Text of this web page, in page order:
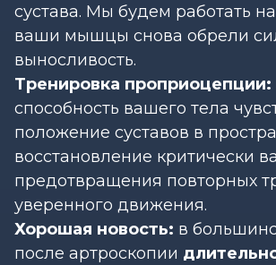
сустава. Мы будем работать
ваши мышцы снова обрели
выносливость.
Тренировка проприоцепции:
способность вашего тела
положение суставов в
восстановление критически
предотвращения повторных
уверенного движения.
Хорошая новость: в
после артроскопии